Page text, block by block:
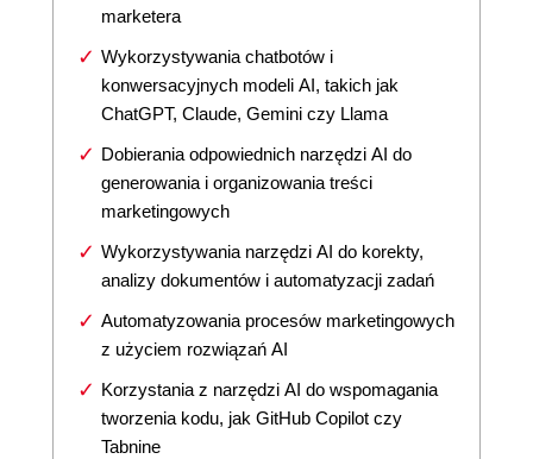
marketera
Wykorzystywania chatbotów i
konwersacyjnych modeli AI, takich jak
ChatGPT, Claude, Gemini czy Llama
Dobierania odpowiednich narzędzi AI do
generowania i organizowania treści
marketingowych
Wykorzystywania narzędzi AI do korekty,
analizy dokumentów i automatyzacji zadań
Automatyzowania procesów marketingowych
z użyciem rozwiązań AI
Korzystania z narzędzi AI do wspomagania
tworzenia kodu, jak GitHub Copilot czy
Tabnine